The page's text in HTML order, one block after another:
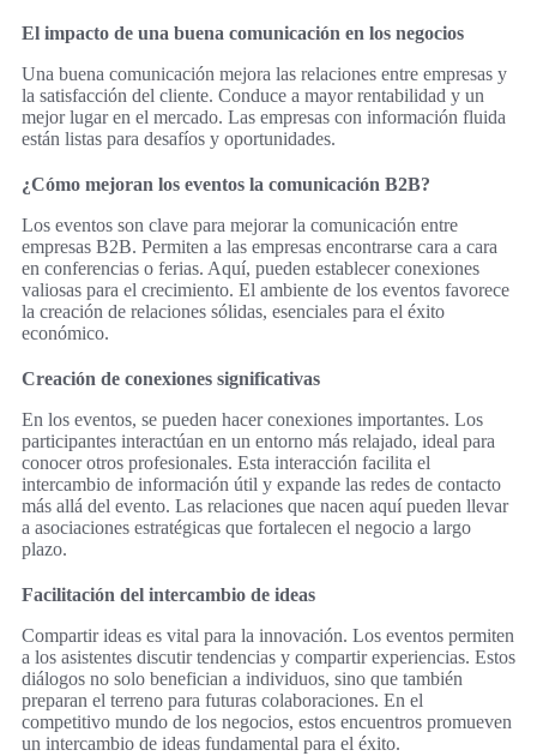
El impacto de una buena comunicación en los negocios
Una buena comunicación mejora las relaciones entre empresas y
la satisfacción del cliente. Conduce a mayor rentabilidad y un
mejor lugar en el mercado. Las empresas con información fluida
están listas para desafíos y oportunidades.
¿Cómo mejoran los eventos la comunicación B2B?
Los eventos son clave para mejorar la comunicación entre
empresas B2B. Permiten a las empresas encontrarse cara a cara
en conferencias o ferias. Aquí, pueden establecer conexiones
valiosas para el crecimiento. El ambiente de los eventos favorece
la creación de relaciones sólidas, esenciales para el éxito
económico.
Creación de conexiones significativas
En los eventos, se pueden hacer conexiones importantes. Los
participantes interactúan en un entorno más relajado, ideal para
conocer otros profesionales. Esta interacción facilita el
intercambio de información útil y expande las redes de contacto
más allá del evento. Las relaciones que nacen aquí pueden llevar
a asociaciones estratégicas que fortalecen el negocio a largo
plazo.
Facilitación del intercambio de ideas
Compartir ideas es vital para la innovación. Los eventos permiten
a los asistentes discutir tendencias y compartir experiencias. Estos
diálogos no solo benefician a individuos, sino que también
preparan el terreno para futuras colaboraciones. En el
competitivo mundo de los negocios, estos encuentros promueven
un intercambio de ideas fundamental para el éxito.